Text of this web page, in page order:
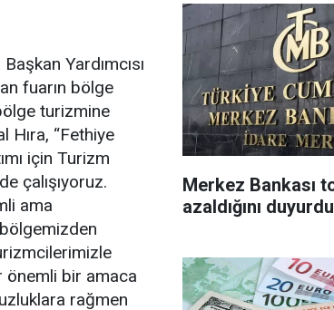
Yardımcısı
fuarın bölge
turizmine
Hıra, “Fethiye
için Turizm
çalışıyoruz.
ama
önemli bir amaca
rağmen
Merkez Bankası toplam rezervleri
azaldığını duyurdu